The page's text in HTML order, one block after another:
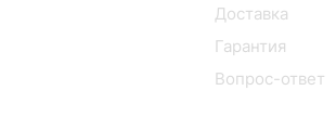
Доставка
Гарантия
Вопрос-ответ